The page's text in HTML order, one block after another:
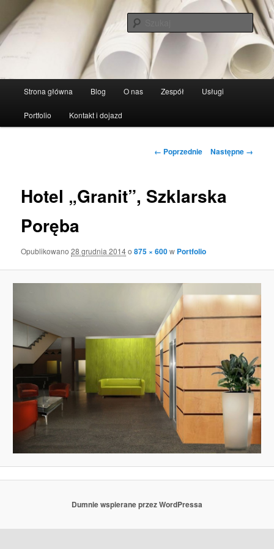
Pracownia-Przestrzeni
Przeskocz
do
Strona główna Blog O nas Zespół Usługi
Portfolio Kontakt i dojazd
Nawigacja
← Poprzednie Następne →
Hotel „Granit”, Szklarska
Poręba
Opublikowano28 grudnia 2014o875 × 600w Portfolio
Dumnie wspierane przez WordPressa